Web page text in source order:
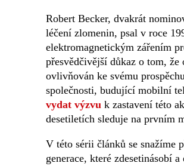
Robert Becker, dvakrát
léčení zlomenin, psal v roce
elektromagnetickým zářením
přesvědčivější důkaz o tom,
ovlivňován ke svému
společnosti, budující mobilní
vydat výzvu k zastavení této
desetiletích sleduje na prvním
V této sérii článků se snažíme
generace, které zdesetinásobí